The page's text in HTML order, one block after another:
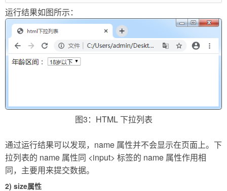
运行结果如图所示：
图3：HTML 下拉列表
通过运行结果可以发现，name 属性并不会显示在页面上。下
拉列表的 name 属性同 <input> 标签的 name 属性作用相
同，主要用来提交数据。
2) size属性